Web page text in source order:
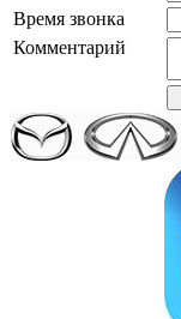
Время звонка
Комментарий